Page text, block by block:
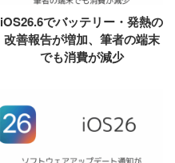
iOS26.6でバッテリー・発熱の
改善報告が増加、筆者の端末
でも消費が減少